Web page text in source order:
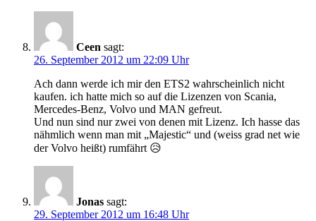
Ceen sagt:
26. September 2012 um 22:09 Uhr
Ach dann werde ich mir den ETS2 wahrscheinlich nicht
kaufen. ich hatte mich so auf die Lizenzen von Scania,
Mercedes-Benz, Volvo und MAN gefreut.
Und nun sind nur zwei von denen mit Lizenz. Ich hasse das
nähmlich wenn man mit „Majestic“ und (weiss grad net wie
der Volvo heißt) rumfährt 😥
Jonas sagt:
29. September 2012 um 16:48 Uhr